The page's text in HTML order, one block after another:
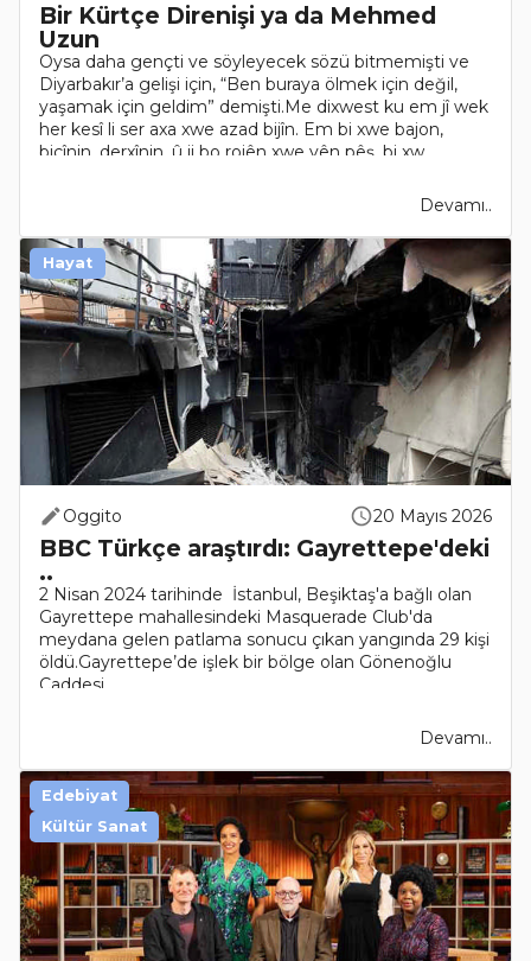
Bir Kürtçe Direnişi ya da Mehmed
Uzun
Oysa daha gençti ve söyleyecek sözü bitmemişti ve
Diyarbakır’a gelişi için, “Ben buraya ölmek için değil,
yaşamak için geldim” demişti.Me dixwest ku em jî wek
her kesî li ser axa xwe azad bijîn. Em bi xwe bajon,
biçînin, derxînin, û ji bo rojên xwe yên pêş, bi xw..
Devamı..
Oggito 20 Mayıs 2026
BBC Türkçe araştırdı: Gayrettepe'deki
..
2 Nisan 2024 tarihinde İstanbul, Beşiktaş'a bağlı olan
Gayrettepe mahallesindeki Masquerade Club'da
meydana gelen patlama sonucu çıkan yangında 29 kişi
öldü.Gayrettepe’de işlek bir bölge olan Gönenoğlu
Caddesi..
Devamı..
Hayat
Edebiyat
Kültür Sanat